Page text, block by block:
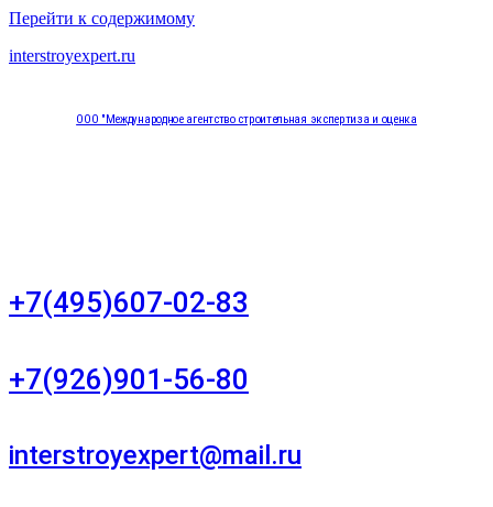
Перейти к содержимому
interstroyexpert.ru
ООО "Международное агентство строительная экспертиза и оценка
+7(495)607-02-83
+7(926)901-56-80
interstroyexpert@mail.ru